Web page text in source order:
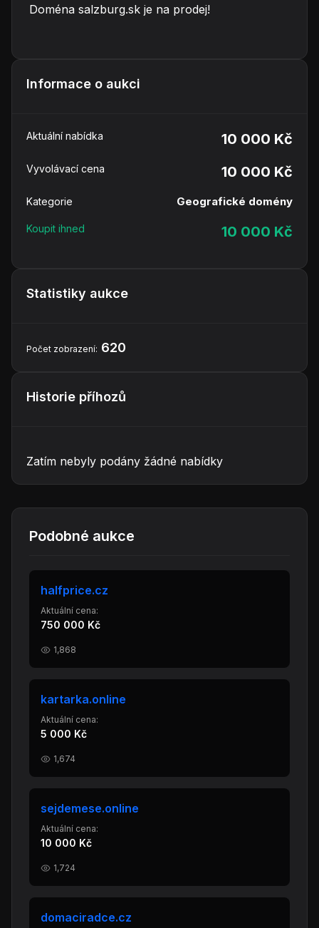
Doména salzburg.sk je na prodej!
Informace o aukci
Aktuální nabídka 10 000 Kč
Vyvolávací cena 10 000 Kč
Kategorie Geografické domény
Koupit ihned 10 000 Kč
Statistiky aukce
Počet zobrazení: 620
Historie příhozů
Zatím nebyly podány žádné nabídky
Podobné aukce
halfprice.cz
Aktuální cena:
750 000 Kč
1,868
kartarka.online
Aktuální cena:
5 000 Kč
1,674
sejdemese.online
Aktuální cena:
10 000 Kč
1,724
domaciradce.cz